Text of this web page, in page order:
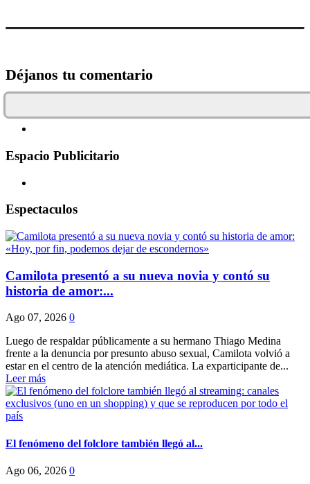
Déjanos tu comentario
Espacio Publicitario
Espectaculos
Camilota presentó a su nueva novia y contó su
historia de amor:...
Ago 07, 2026 0
Luego de respaldar públicamente a su hermano Thiago Medina
frente a la denuncia por presunto abuso sexual, Camilota volvió a
estar en el centro de la atención mediática. La exparticipante de...
Leer más
El fenómeno del folclore también llegó al...
Ago 06, 2026 0